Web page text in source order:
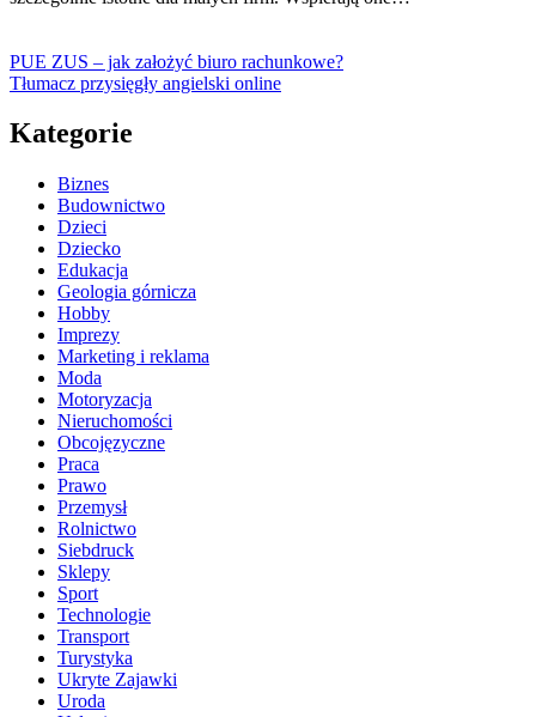
PUE ZUS – jak założyć biuro rachunkowe?
Tłumacz przysięgły angielski online
Kategorie
Biznes
Budownictwo
Dzieci
Dziecko
Edukacja
Geologia górnicza
Hobby
Imprezy
Marketing i reklama
Moda
Motoryzacja
Nieruchomości
Obcojęzyczne
Praca
Prawo
Przemysł
Rolnictwo
Siebdruck
Sklepy
Sport
Technologie
Transport
Turystyka
Ukryte Zajawki
Uroda